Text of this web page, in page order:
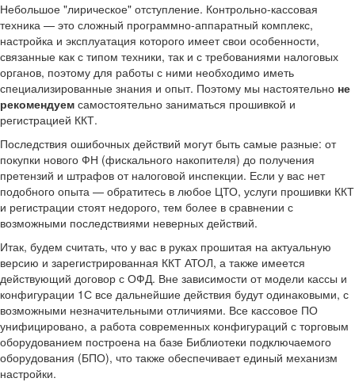
Небольшое "лирическое" отступление. Контрольно-кассовая
техника — это сложный программно-аппаратный комплекс,
настройка и эксплуатация которого имеет свои особенности,
связанные как с типом техники, так и с требованиями налоговых
органов, поэтому для работы с ними необходимо иметь
специализированные знания и опыт. Поэтому мы настоятельно не
рекомендуем самостоятельно заниматься прошивкой и
регистрацией ККТ.
Последствия ошибочных действий могут быть самые разные: от
покупки нового ФН (фискального накопителя) до получения
претензий и штрафов от налоговой инспекции. Если у вас нет
подобного опыта — обратитесь в любое ЦТО, услуги прошивки ККТ
и регистрации стоят недорого, тем более в сравнении с
возможными последствиями неверных действий.
Итак, будем считать, что у вас в руках прошитая на актуальную
версию и зарегистрированная ККТ АТОЛ, а также имеется
действующий договор с ОФД. Вне зависимости от модели кассы и
конфигурации 1С все дальнейшие действия будут одинаковыми, с
возможными незначительными отличиями. Все кассовое ПО
унифицировано, а работа современных конфигураций с торговым
оборудованием построена на базе Библиотеки подключаемого
оборудования (БПО), что также обеспечивает единый механизм
настройки.